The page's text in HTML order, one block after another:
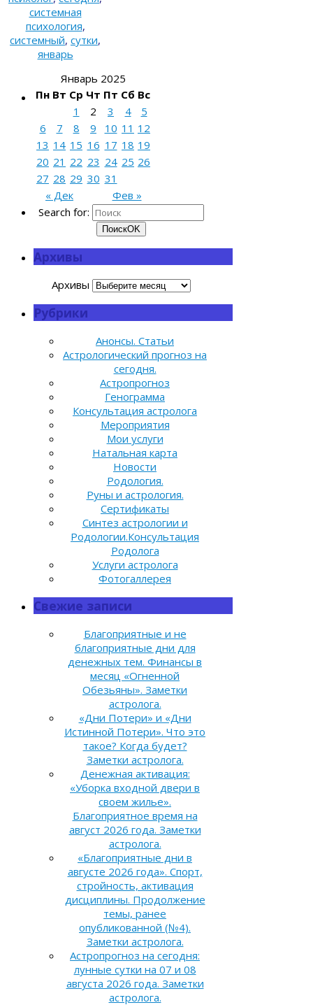
системная
психология,
системный, сутки,
январь
Январь 2025
Пн Вт Ср Чт Пт Сб Вс
« Дек Фев »
1 2 3 4
5
6
7 8 9 10 11 12
13 14 15 16 17 18 19
20 21 22 23 24 25 26
27 28 29 30 31
Search for:
ПоискOK
Архивы
Архивы
Рубрики
Анонсы. Статьи
Астрологический прогноз на
сегодня.
Астропрогноз
Генограмма
Консультация астролога
Мероприятия
Мои услуги
Натальная карта
Новости
Родология.
Руны и астрология.
Сертификаты
Синтез астрологии и
Родологии.Консультация
Родолога
Услуги астролога
Фотогаллерея
Свежие записи
Благоприятные и не
благоприятные дни для
денежных тем. Финансы в
месяц «Огненной
Обезьяны». Заметки
астролога.
«Дни Потери» и «Дни
Истинной Потери». Что это
такое? Когда будет?
Заметки астролога.
Денежная активация:
«Уборка входной двери в
своем жилье».
Благоприятное время на
август 2026 года. Заметки
астролога.
«Благоприятные дни в
августе 2026 года». Спорт,
стройность, активация
дисциплины. Продолжение
темы, ранее
опубликованной (№4).
Заметки астролога.
Астропрогноз на сегодня:
лунные сутки на 07 и 08
августа 2026 года. Заметки
астролога.